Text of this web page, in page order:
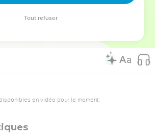
parmi eux, afin que quiconque
frappé à mort quelqu'un, s'y enfuît, et ne
en vidéo pour le moment.
Tout refuser